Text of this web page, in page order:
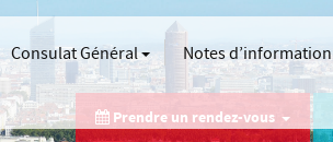
Consulat Général Notes d’information
Prendre un rendez-vous